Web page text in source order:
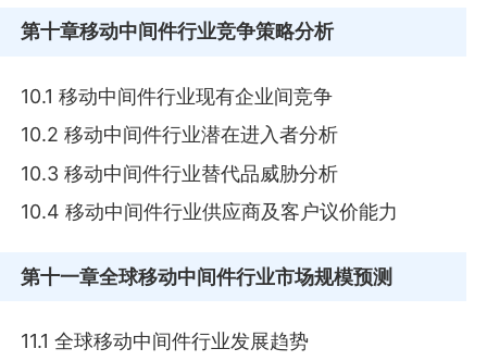
第十章移动中间件行业竞争策略分析
10.1 移动中间件行业现有企业间竞争
10.2 移动中间件行业潜在进入者分析
10.3 移动中间件行业替代品威胁分析
10.4 移动中间件行业供应商及客户议价能力
第十一章全球移动中间件行业市场规模预测
11.1 全球移动中间件行业发展趋势